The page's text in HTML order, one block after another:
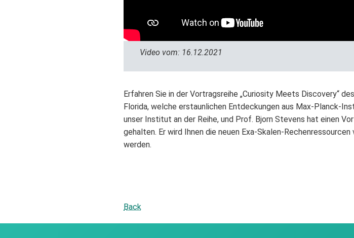
Video vom: 16.12.2021
Erfahren Sie in der Vortragsreihe „Curiosity Meets Discovery“
Florida, welche erstaunlichen Entdeckungen aus Max-Planck-
unser Institut an der Reihe, und Prof. Bjorn Stevens hat einen
gehalten. Er wird Ihnen die neuen Exa-Skalen-
werden.
Back